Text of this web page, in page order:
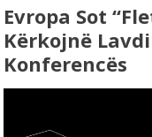
Evropa Sot
Kërkojnë
Konferencës